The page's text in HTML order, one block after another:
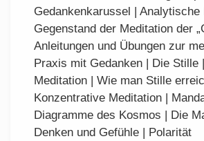
Gedankenkarussel | Analytische
Gegenstand der Meditation der
Anleitungen und Übungen zur
Praxis mit Gedanken | Die Stille
Meditation | Wie man Stille
Konzentrative Meditation |
Diagramme des Kosmos | Die
Denken und Gefühle | Polarität